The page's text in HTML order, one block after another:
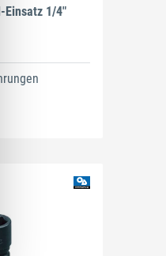
Einsatz 1/4"